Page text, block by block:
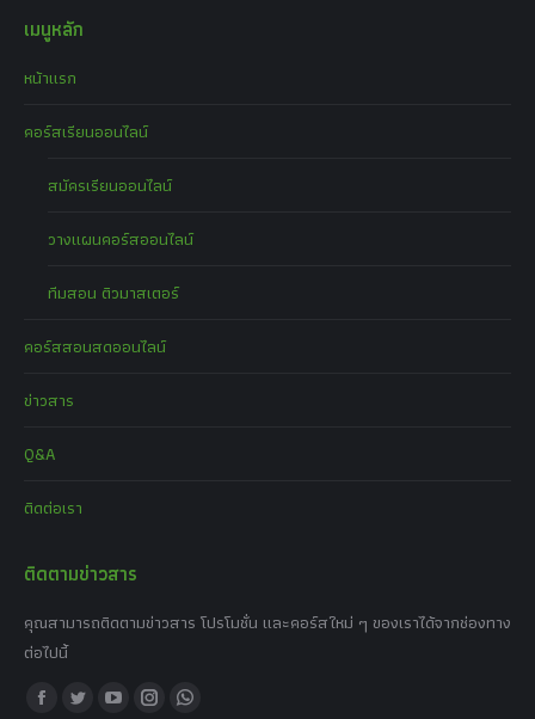
เมนูหลัก
หน้าแรก
คอร์สเรียนออนไลน์
สมัครเรียนออนไลน์
วางแผนคอร์สออนไลน์
ทีมสอน ติวมาสเตอร์
คอร์สสอนสดออนไลน์
ข่าวสาร
Q&A
ติดต่อเรา
ติดตามข่าวสาร
คุณสามารถติดตามข่าวสาร โปรโมชั่น และคอร์สใหม่ ๆ ของเราได้จากช่องทาง
ต่อไปนี้
Find us on:
Facebook
TwitterYouTubeInstagramWhatsapp